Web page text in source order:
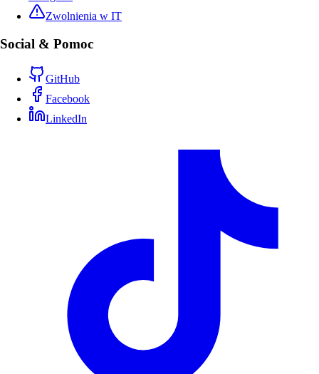
Zwolnienia w IT
Social & Pomoc
GitHub
Facebook
LinkedIn